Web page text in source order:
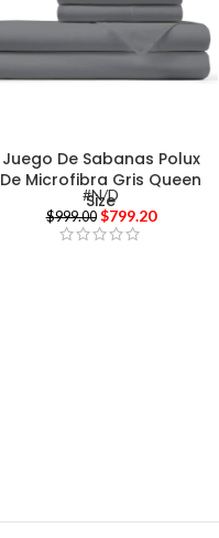
Juego De Sabanas Polux
De Microfibra Gris Queen
Size
#N/D
$999.00 $799.20